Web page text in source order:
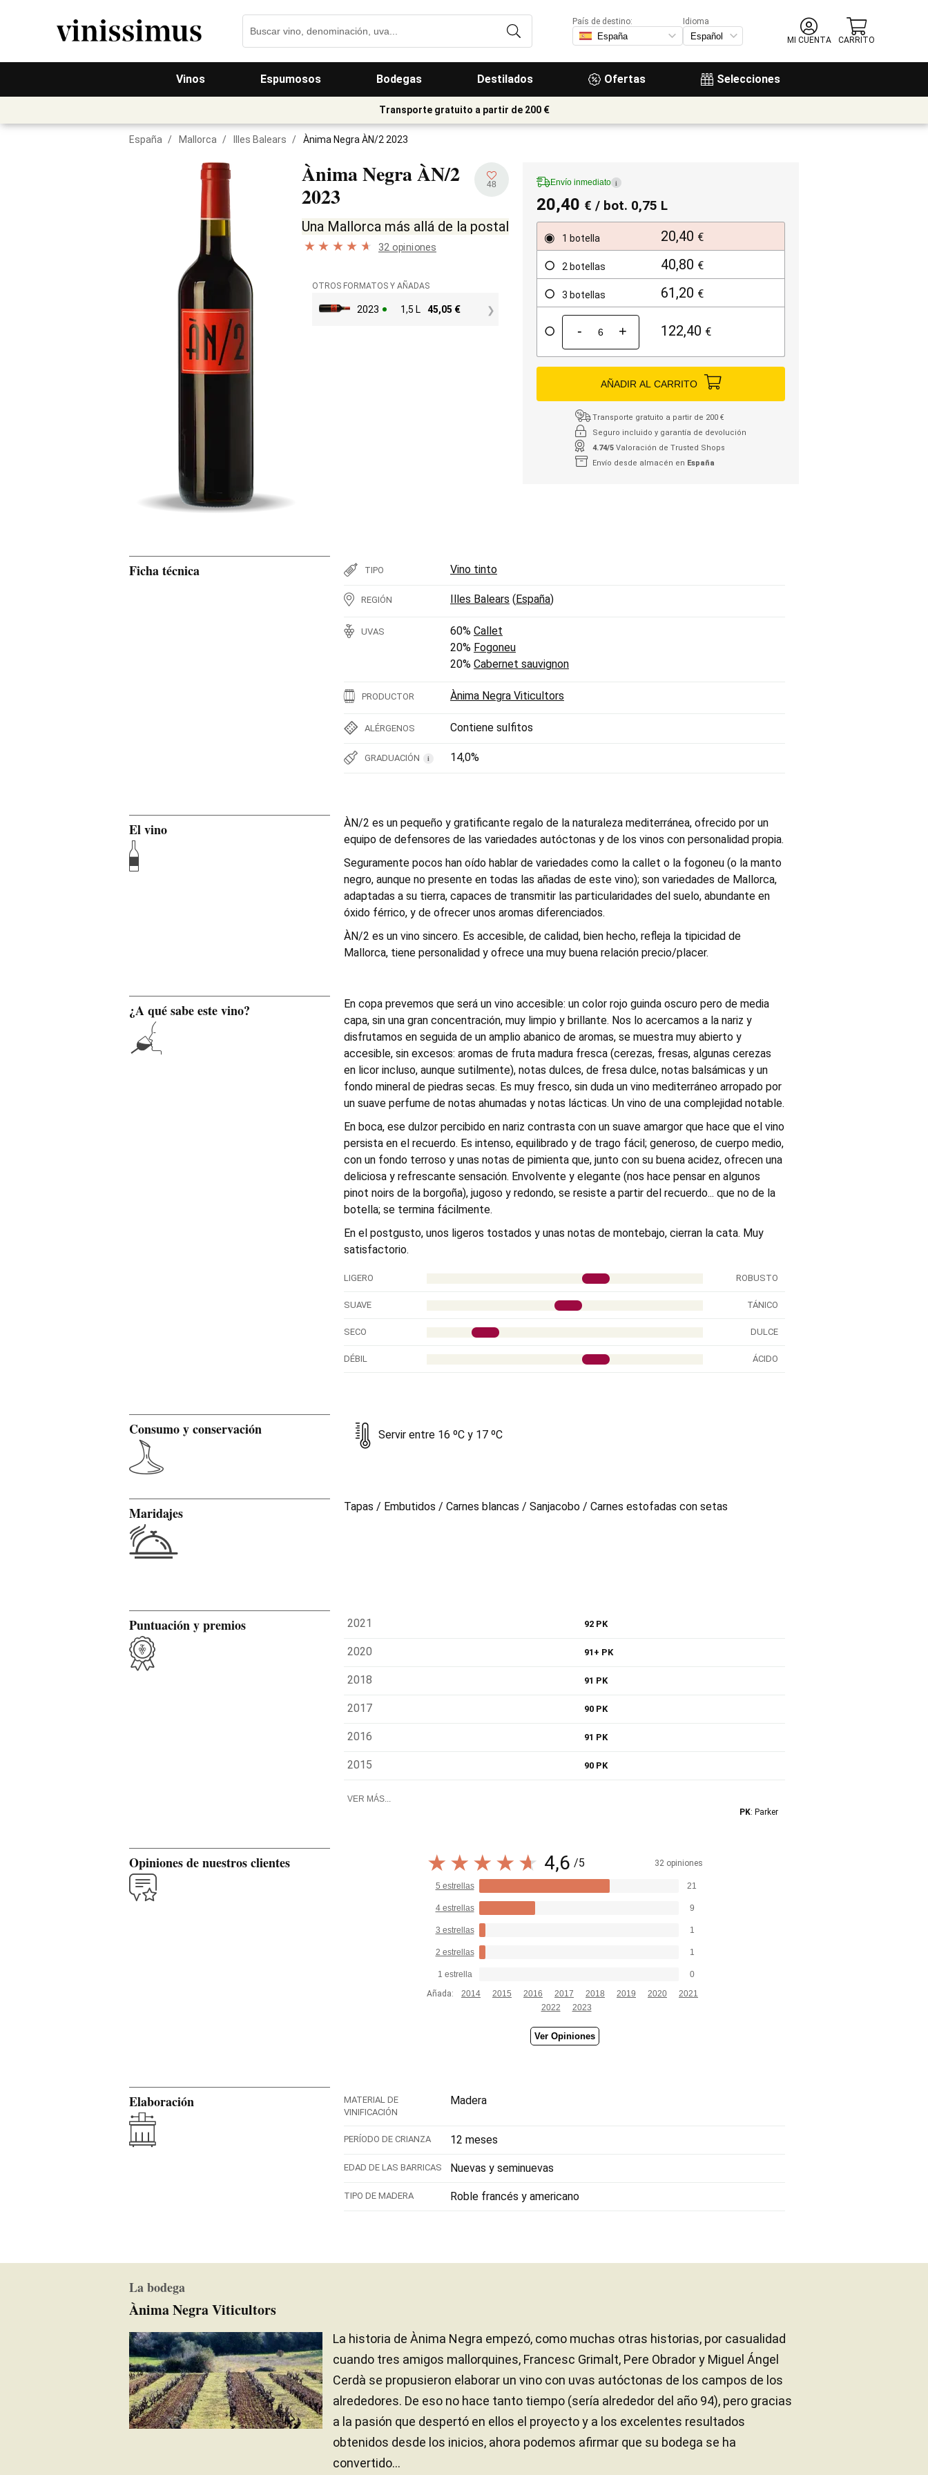
Vinos Espumosos Bodegas Destilados Ofertas Selecciones
País de destino:
Idioma
MI CUENTA
CARRITO
Transporte gratuito a partir de 200 €
España / Mallorca / Illes Balears / Ànima Negra ÀN/2 2023
Ànima Negra ÀN/2
2023
48
Una Mallorca más allá de la postal
32 opiniones
OTROS FORMATOS Y AÑADAS
2023 1,5 L 45,05 €
Envío inmediato i
20,40 € / bot. 0,75 L
1 botella 20,40 €
2 botellas 40,80 €
3 botellas 61,20 €
- + 122,40 €
AÑADIR AL CARRITO
Transporte gratuito a partir de 200 €
Seguro incluido y garantía de devolución
4.74/5 Valoración de Trusted Shops
Envío desde almacén en España
Ficha técnica TIPO Vino tinto
REGIÓN Illes Balears (España)
UVAS 60% Callet
20% Fogoneu
20% Cabernet sauvignon
PRODUCTOR Ànima Negra Viticultors
ALÉRGENOS Contiene sulfitos
GRADUACIÓN i 14,0%
El vino
ÀN/2 es un pequeño y gratificante regalo de la naturaleza mediterránea, ofrecido por un
equipo de defensores de las variedades autóctonas y de los vinos con personalidad propia.
Seguramente pocos han oído hablar de variedades como la callet o la fogoneu (o la manto
negro, aunque no presente en todas las añadas de este vino); son variedades de Mallorca,
adaptadas a su tierra, capaces de transmitir las particularidades del suelo, abundante en
óxido férrico, y de ofrecer unos aromas diferenciados.
ÀN/2 es un vino sincero. Es accesible, de calidad, bien hecho, refleja la tipicidad de
Mallorca, tiene personalidad y ofrece una muy buena relación precio/placer.
¿A qué sabe este vino?
En copa prevemos que será un vino accesible: un color rojo guinda oscuro pero de media
capa, sin una gran concentración, muy limpio y brillante. Nos lo acercamos a la nariz y
disfrutamos en seguida de un amplio abanico de aromas, se muestra muy abierto y
accesible, sin excesos: aromas de fruta madura fresca (cerezas, fresas, algunas cerezas
en licor incluso, aunque sutilmente), notas dulces, de fresa dulce, notas balsámicas y un
fondo mineral de piedras secas. Es muy fresco, sin duda un vino mediterráneo arropado por
un suave perfume de notas ahumadas y notas lácticas. Un vino de una complejidad notable.
En boca, ese dulzor percibido en nariz contrasta con un suave amargor que hace que el vino
persista en el recuerdo. Es intenso, equilibrado y de trago fácil; generoso, de cuerpo medio,
con un fondo terroso y unas notas de pimienta que, junto con su buena acidez, ofrecen una
deliciosa y refrescante sensación. Envolvente y elegante (nos hace pensar en algunos
pinot noirs de la borgoña), jugoso y redondo, se resiste a partir del recuerdo... que no de la
botella; se termina fácilmente.
En el postgusto, unos ligeros tostados y unas notas de montebajo, cierran la cata. Muy
satisfactorio.
LIGERO ROBUSTO
SUAVE TÁNICO
SECO DULCE
DÉBIL ÁCIDO
Consumo y conservación Servir entre 16 ºC y 17 ºC
Maridajes Tapas / Embutidos / Carnes blancas / Sanjacobo / Carnes estofadas con setas
Puntuación y premios 2021 92 PK
2020 91+ PK
2018 91 PK
2017 90 PK
2016 91 PK
2015 90 PK
VER MÁS...
PK: Parker
Opiniones de nuestros clientes 4,6 /5 32 opiniones
5 estrellas 21
4 estrellas 9
3 estrellas 1
2 estrellas 1
1 estrella
0
Añada:
2014 2015 2016 2017 2018 2019 2020
2021
2022
2023
Ver Opiniones
Elaboración
MATERIAL DE
VINIFICACIÓN
Madera
PERÍODO DE CRIANZA 12 meses
EDAD DE LAS BARRICAS Nuevas y seminuevas
TIPO DE MADERA Roble francés y americano
La bodega
Ànima Negra Viticultors
La historia de Ànima Negra empezó, como muchas otras historias, por casualidad
cuando tres amigos mallorquines, Francesc Grimalt, Pere Obrador y Miguel Ángel
Cerdà se propusieron elaborar un vino con uvas autóctonas de los campos de los
alrededores. De eso no hace tanto tiempo (sería alrededor del año 94), pero gracias
a la pasión que despertó en ellos el proyecto y a los excelentes resultados
obtenidos desde los inicios, ahora podemos afirmar que su bodega se ha
convertido...